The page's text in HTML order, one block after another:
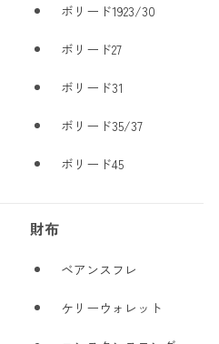
ボリード1923/30
ボリード27
ボリード31
ボリード35/37
ボリード45
財布
ベアンスフレ
ケリーウォレット